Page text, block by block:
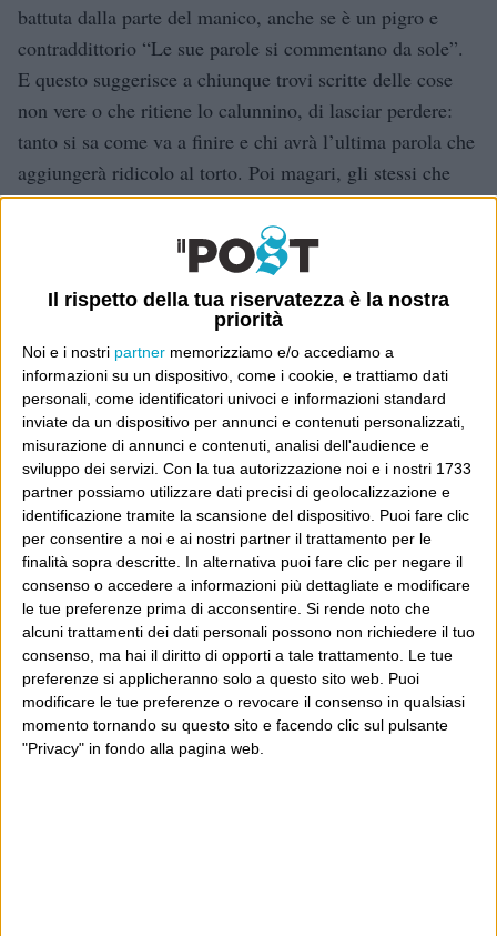
Il rispetto della tua riservatezza è la nostra
priorità
Noi e i nostri partner memorizziamo e/o accediamo a
informazioni su un dispositivo, come i cookie, e trattiamo dati
personali, come identificatori univoci e informazioni standard
inviate da un dispositivo per annunci e contenuti personalizzati,
misurazione di annunci e contenuti, analisi dell'audience e
sviluppo dei servizi. Con la tua autorizzazione noi e i nostri 1733
partner possiamo utilizzare dati precisi di geolocalizzazione e
identificazione tramite la scansione del dispositivo. Puoi fare clic
per consentire a noi e ai nostri partner il trattamento per le
finalità sopra descritte. In alternativa puoi fare clic per negare il
consenso o accedere a informazioni più dettagliate e modificare
le tue preferenze prima di acconsentire. Si rende noto che
alcuni trattamenti dei dati personali possono non richiedere il tuo
consenso, ma hai il diritto di opporti a tale trattamento. Le tue
preferenze si applicheranno solo a questo sito web. Puoi
modificare le tue preferenze o revocare il consenso in qualsiasi
momento tornando su questo sito e facendo clic sul pulsante
"Privacy" in fondo alla pagina web.
battuta dalla parte del manico, anche se è un pigro e
contraddittorio “Le sue parole si commentano da sole”.
E questo suggerisce a chiunque trovi scritte delle cose
non vere o che ritiene lo calunnino, di lasciar perdere:
tanto si sa come va a finire e chi avrà l’ultima parola che
aggiungerà ridicolo al torto. Poi magari, gli stessi che
formulano quelle risposte gratuite e capricciose, sono
quelli che si indignano per le prepotenze e vacuità
verbali dei talkshow televisivi. (i due esempi che
seguono, tra i molti e frequenti, non sono peggiori né
migliori di altri: sono esempi).